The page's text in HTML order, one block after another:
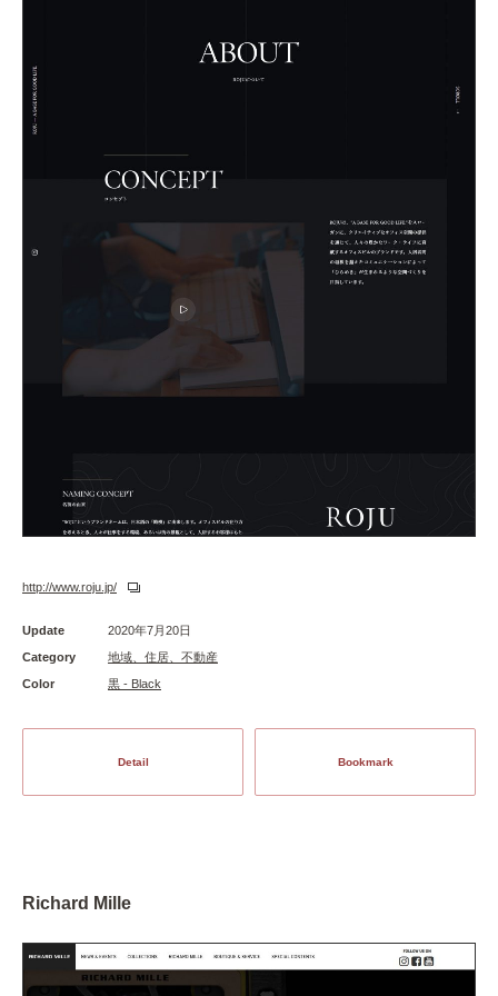
http://www.roju.jp/
Update
2020年7月20日
Category
地域、住居、不動産
Color
黒 - Black
Detail Bookmark
Richard Mille